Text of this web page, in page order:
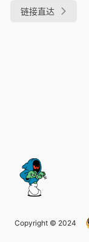
链接直达
Copyright © 2024